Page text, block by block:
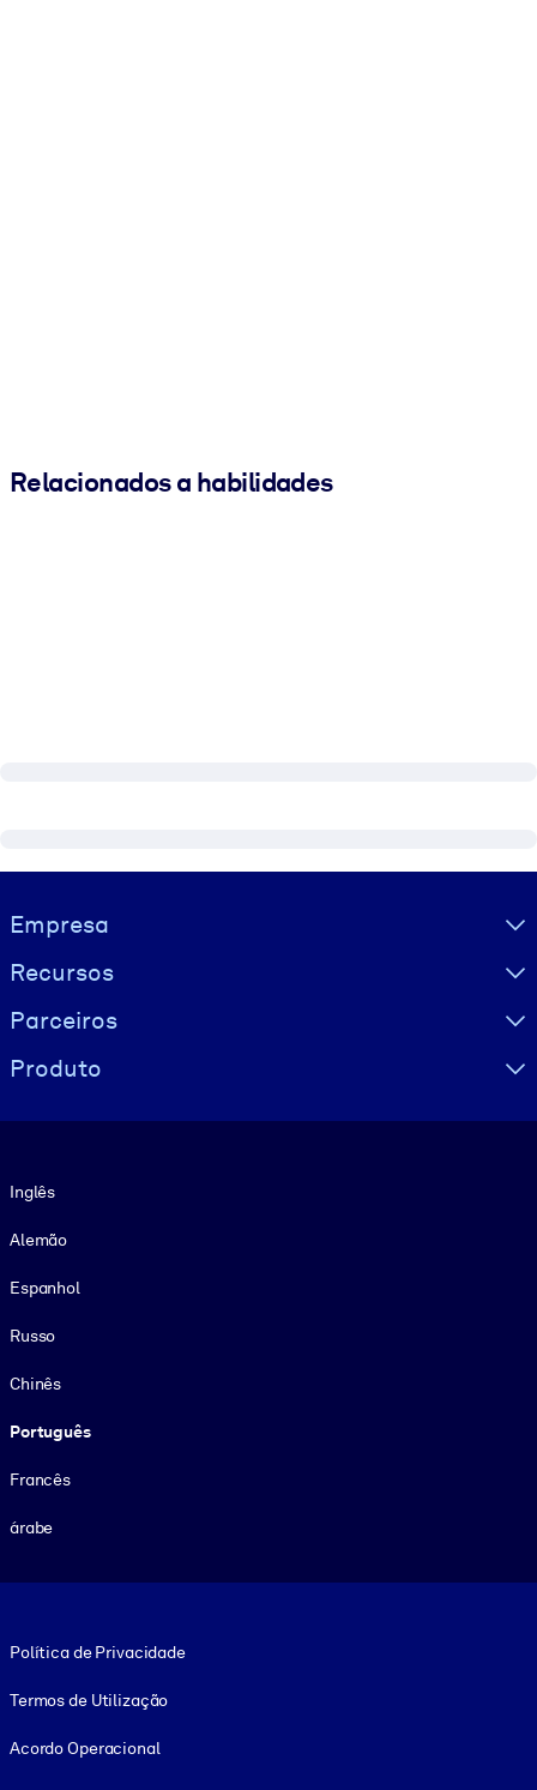
Relacionados a habilidades
Visually hidden Text
Empresa
Recursos
Parceiros
Produto
Inglês
Alemão
Espanhol
Russo
Chinês
Português
Francês
árabe
Política de Privacidade
Termos de Utilização
Acordo Operacional